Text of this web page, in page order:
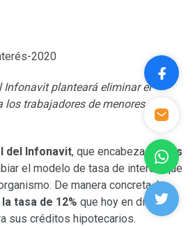
Infonavit planteará eliminar el
los trabajadores de menores
del Infonavit, que encabeza Carlos
el modelo de tasa de interés que
De manera concreta, la
tasa de 12% que hoy en día
sus créditos hipotecarios.